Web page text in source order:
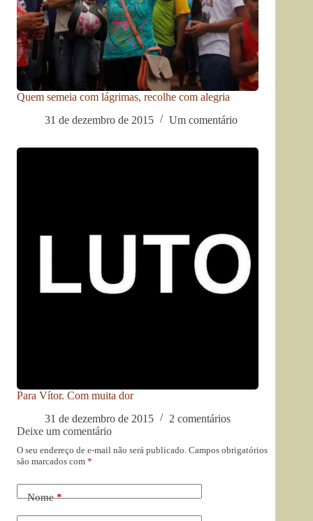
Quem semeia com lágrimas, recolhe com alegria
31 de dezembro de 2015
Um comentário
Para Vítor. Com muita dor
31 de dezembro de 2015
2 comentários
Deixe um comentário
O seu endereço de e-mail não será publicado. Campos obrigatórios
são marcados com *
Nome*